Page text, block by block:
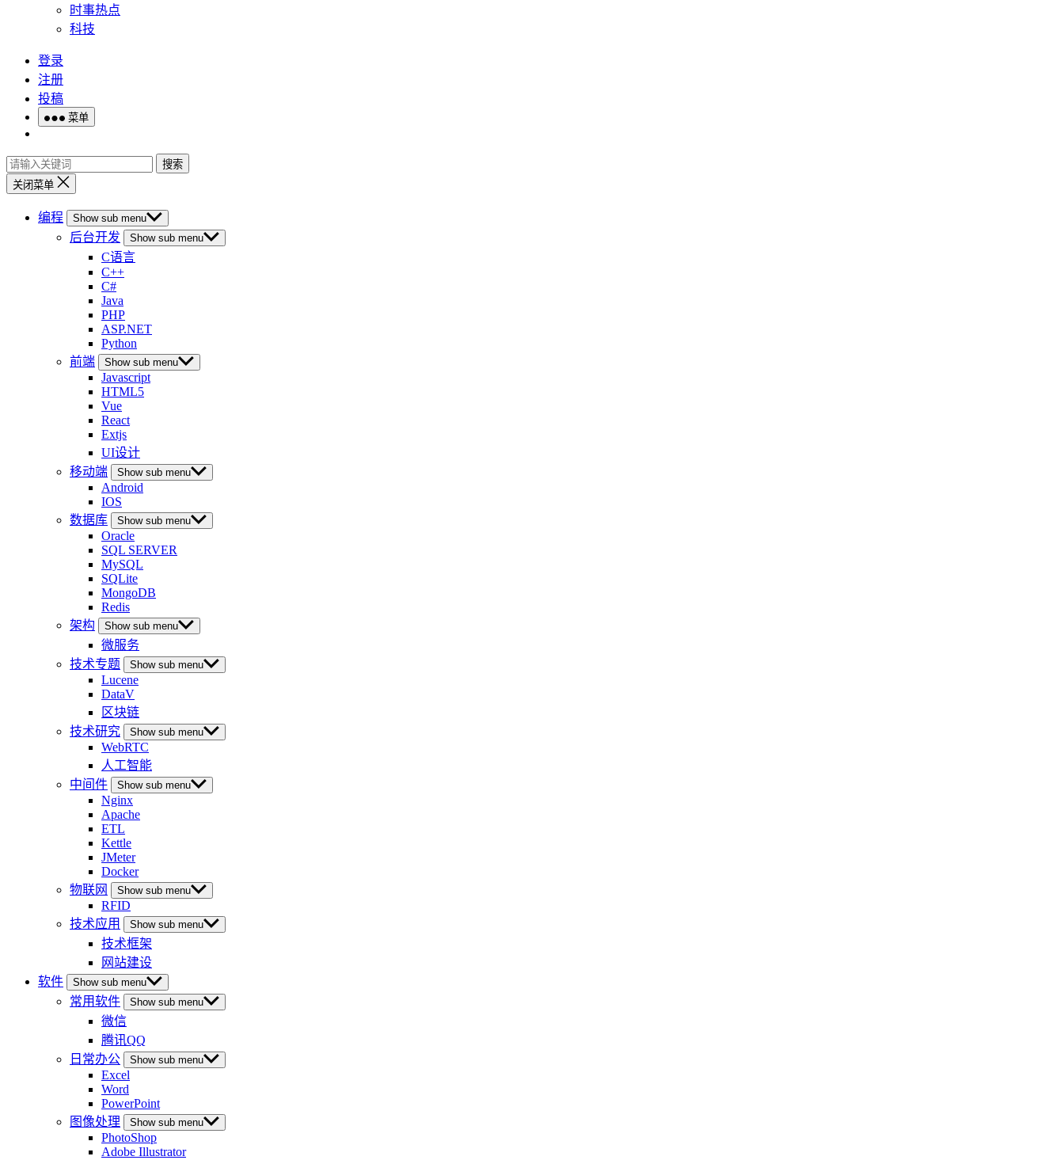
时事热点
科技
登录
注册
投稿
菜单
搜索
关闭菜单
编程 Show sub menu
后台开发 Show sub menu
C语言
C++
C#
Java
PHP
ASP.NET
Python
前端
Show sub menu
Javascript
HTML5
Vue
React
Extjs
UI设计
移动端
Show sub menu
Android
IOS
数据库
Show sub menu
Oracle
SQL SERVER
MySQL
SQLite
MongoDB
Redis
架构
Show sub menu
微服务
技术专题
Show sub menu
Lucene
DataV
区块链
技术研究
Show sub menu
WebRTC
人工智能
中间件
Show sub menu
Nginx
Apache
ETL
Kettle
JMeter
Docker
物联网
Show sub menu
RFID
技术应用
Show sub menu
技术框架
网站建设
软件
Show sub menu
常用软件 Show sub menu
微信
腾讯QQ
日常办公
Show sub menu
Excel
Word
PowerPoint
图像处理
Show sub menu
PhotoShop
Adobe Illustrator